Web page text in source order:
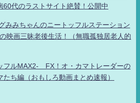
60代のラストサイト絶賛！公開中
みみちゃんのニートッフルステーション
映画三昧老後生活！（無職孤独居老人的
フルMAX2- FX！オ・カマトレーダーの
ち編（おもしろ動画まとめ速報）